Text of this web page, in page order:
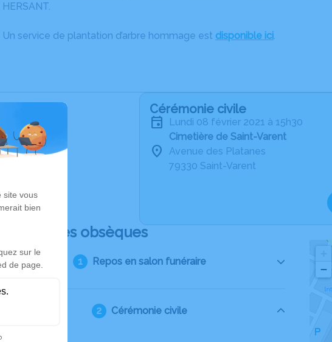
HERSANT.
Un service de plantation d’arbre hommage est disponible ici.
Cérémonie civile
lundi 08 février 2021 à 15h30
Cimetière de Saint-Varent
Avenue des Platanes
79330 Saint-Varent
Déroulé des obsèques
Repos en salon funéraire
Cérémonie civile
−